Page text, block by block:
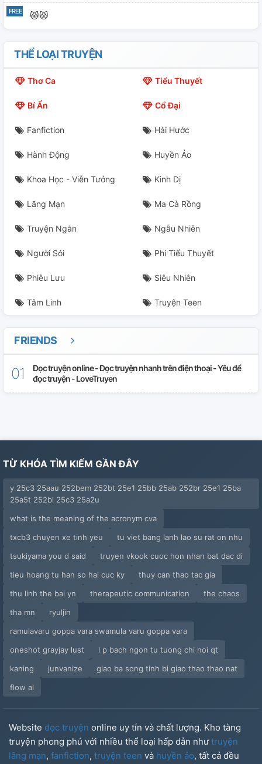
😾😾
THỂ LOẠI TRUYỆN
Thơ Ca Tiểu Thuyết
Bí Ẩn Cổ Đại
Fanfiction Hài Hước
Hành Động Huyền Ảo
Khoa Học - Viễn Tưởng Kinh Dị
Lãng Mạn Ma Cà Rồng
Truyện Ngắn Ngẫu Nhiên
Người Sói Phi Tiểu Thuyết
Phiêu Lưu Siêu Nhiên
Tâm Linh Truyện Teen
FRIENDS
Đọc truyện online - Đọc truyện nhanh trên điện thoại - Yêu để
đọc truyện - LoveTruyen
TỪ KHÓA TÌM KIẾM GẦN ĐÂY
y 25c3 25aau 252bem 252bt 25e1 25bb 25ab 252br 25e1 25ba
25a5t 252bl 25c3 25a2u
what is the meaning of the acronym cva
txcb3 chuyen xe tinh yeu
tu viet bang lanh lao su rat on nhu
tsukiyama you d said
truyen vkook cuoc hon nhan bat dac di
tieu hoang tu han so hai cuc ky
thuy can thao tac gia
thu linh the bai yn
therapeutic communication
the chaos
tha mn
ryuljin
ramulavaru goppa vara swamula varu goppa vara
oneshot grayjay lust
l p bach ngon tu tuong chi noi qt
kaning
junvanize
giao ba song tinh bi giao thao thao nat
flow al
Website đọc truyện online uy tín và chất lượng. Kho tàng
truyện phong phú với nhiều thể loại hấp dẫn nhưtruyện
lãng mạn, fanfiction, truyện teen và huyền ảo, tất cả đều